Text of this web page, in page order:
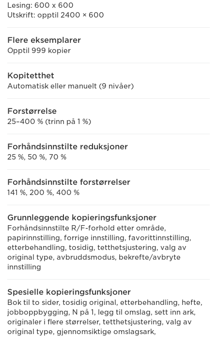
Lesing: 600 x 600
Utskrift: opptil 2400 × 600
Flere eksemplarer
Opptil 999 kopier
Kopitetthet
Automatisk eller manuelt (9 nivåer)
Forstørrelse
25–400 % (trinn på 1 %)
Forhåndsinnstilte reduksjoner
25 %, 50 %, 70 %
Forhåndsinnstilte forstørrelser
141 %, 200 %, 400 %
Grunnleggende kopieringsfunksjoner
Forhåndsinnstilte R/F-forhold etter område,
papirinnstilling, forrige innstilling, favorittinnstilling,
etterbehandling, tosidig, tetthetsjustering, valg av
original type, avbruddsmodus, bekrefte/avbryte
innstilling
Spesielle kopieringsfunksjoner
Bok til to sider, tosidig original, etterbehandling, hefte,
jobboppbygging, N på 1, legg til omslag, sett inn ark,
originaler i flere størrelser, tetthetsjustering, valg av
original type, gjennomsiktige omslagsark,